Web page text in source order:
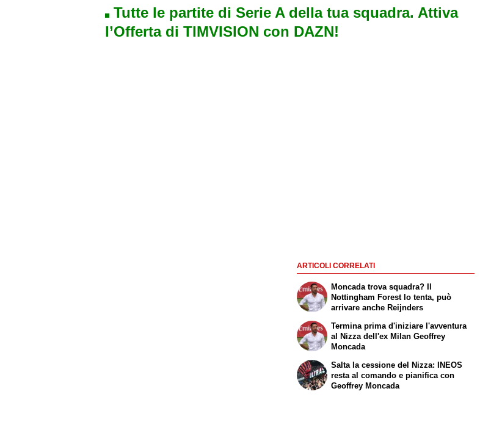
Tutte le partite di Serie A della tua squadra. Attiva
l’Offerta di TIMVISION con DAZN!
ARTICOLI CORRELATI
Moncada trova squadra? Il
Nottingham Forest lo tenta, può
arrivare anche Reijnders
Termina prima d'iniziare l'avventura
al Nizza dell'ex Milan Geoffrey
Moncada
Salta la cessione del Nizza: INEOS
resta al comando e pianifica con
Geoffrey Moncada